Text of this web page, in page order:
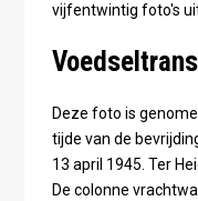
vijfentwintig foto's
Deze foto is
tijde van de
13 april 1945. Ter
De colonne